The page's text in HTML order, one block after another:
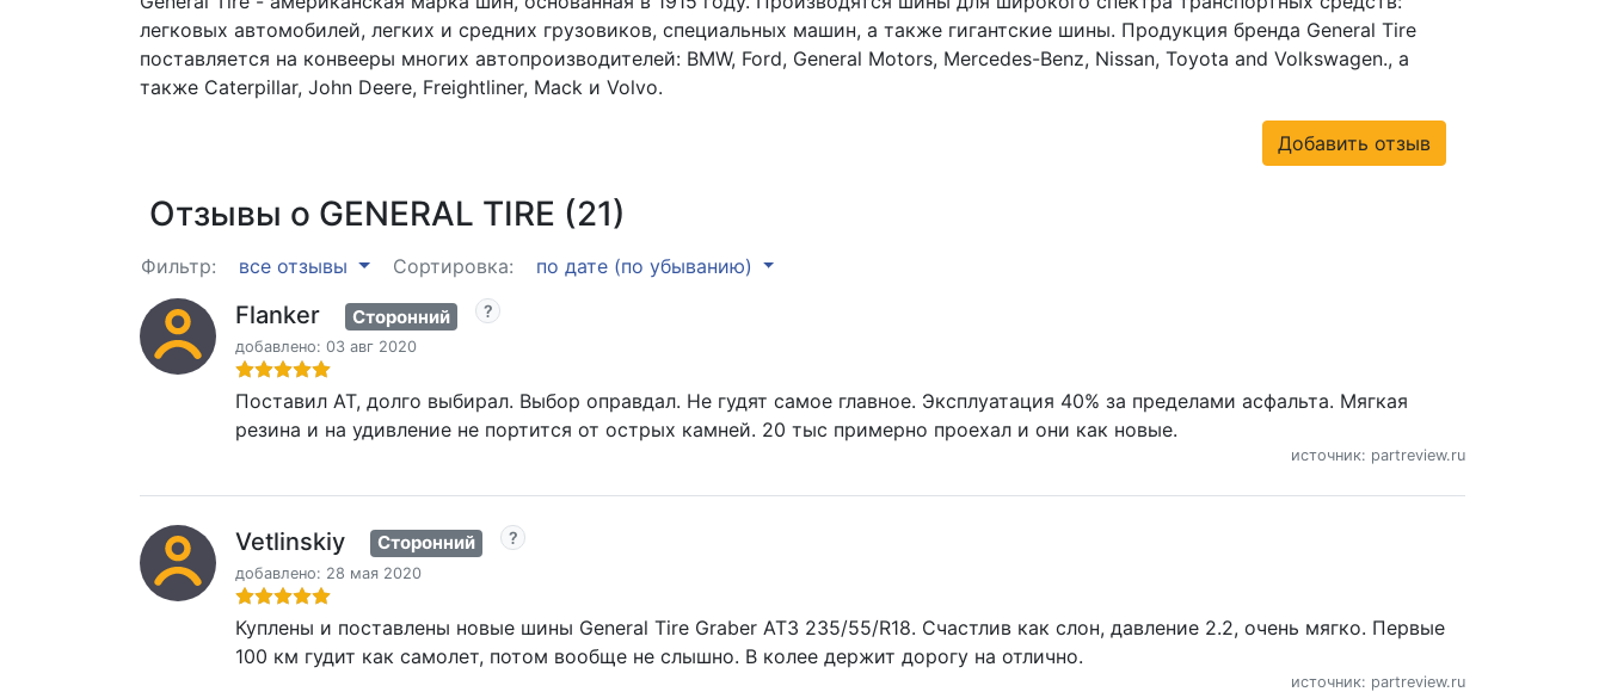
легковых автомобилей, легких и средних грузовиков, специальных машин, а также гигантские шины. Продукция бренда General Tire
поставляется на конвееры многих автопроизводителей: BMW, Ford, General Motors, Mercedes-Benz, Nissan, Toyota and Volkswagen., а
также Caterpillar, John Deere, Freightliner, Mack и Volvo.
Добавить отзыв
Отзывы о GENERAL TIRE (21)
Фильтр: все отзывы Сортировка: по дате (по убыванию)
Flanker Сторонний
добавлено: 03 авг 2020
Поставил АТ, долго выбирал. Выбор оправдал. Не гудят самое главное. Эксплуатация 40% за пределами асфальта. Мягкая
резина и на удивление не портится от острых камней. 20 тыс примерно проехал и они как новые.
источник: partreview.ru
Vetlinskiy Сторонний
добавлено: 28 мая 2020
Куплены и поставлены новые шины General Tire Graber AT3 235/55/R18. Счастлив как слон, давление 2.2, очень мягко. Первые
100 км гудит как самолет, потом вообще не слышно. В колее держит дорогу на отлично.
источник: partreview.ru